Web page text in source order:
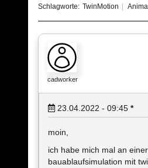
Schlagworte: TwinMotion
cadworker
23.04.2022 - 09:45 *
moin,
ich habe mich mal an
bauablaufsimulation mit